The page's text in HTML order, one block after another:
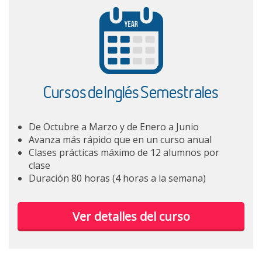
Cursos de Inglés Semestrales
De Octubre a Marzo y de Enero a Junio
Avanza más rápido que en un curso anual
Clases prácticas máximo de 12 alumnos por
clase
Duración 80 horas (4 horas a la semana)
Ver detalles del curso